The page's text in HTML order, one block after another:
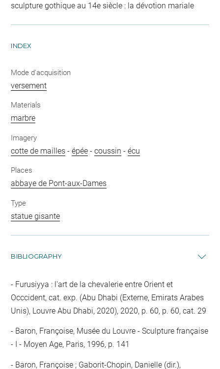
sculpture gothique au 14e siècle : la dévotion mariale
INDEX
Mode d'acquisition
versement
Materials
marbre
Imagery
cotte de mailles -épée -coussin -écu
Places
abbaye de Pont-aux-Dames
Type
statue gisante
BIBLIOGRAPHY
Furusiyya : l'art de la chevalerie entre Orient et
Occcident, cat. exp. (Abu Dhabi (Externe, Emirats Arabes
Unis), Louvre Abu Dhabi, 2020), 2020, p. 60, p. 60, cat. 29
Baron, Françoise, Musée du Louvre - Sculpture française
- I - Moyen Age, Paris, 1996, p. 141
Baron, Françoise ; Gaborit-Chopin, Danielle (dir.),